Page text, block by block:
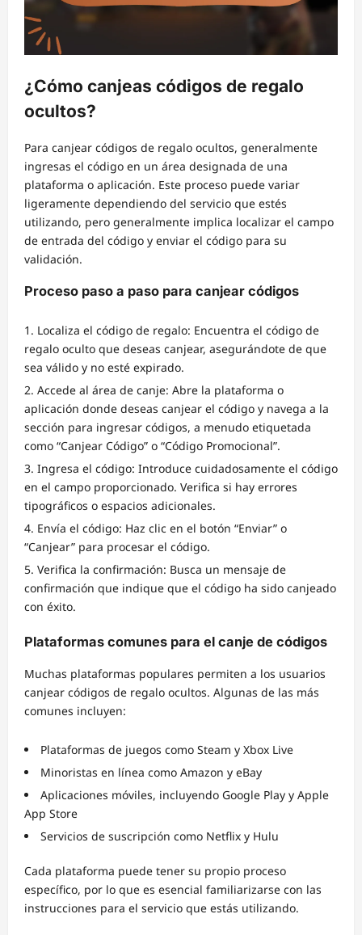
¿Cómo canjeas códigos de regalo
ocultos?
Para canjear códigos de regalo ocultos, generalmente
ingresas el código en un área designada de una
plataforma o aplicación. Este proceso puede variar
ligeramente dependiendo del servicio que estés
utilizando, pero generalmente implica localizar el campo
de entrada del código y enviar el código para su
validación.
Proceso paso a paso para canjear códigos
Localiza el código de regalo: Encuentra el código de
regalo oculto que deseas canjear, asegurándote de que
sea válido y no esté expirado.
Accede al área de canje: Abre la plataforma o
aplicación donde deseas canjear el código y navega a la
sección para ingresar códigos, a menudo etiquetada
como “Canjear Código” o “Código Promocional”.
Ingresa el código: Introduce cuidadosamente el código
en el campo proporcionado. Verifica si hay errores
tipográficos o espacios adicionales.
Envía el código: Haz clic en el botón “Enviar” o
“Canjear” para procesar el código.
Verifica la confirmación: Busca un mensaje de
confirmación que indique que el código ha sido canjeado
con éxito.
Plataformas comunes para el canje de códigos
Muchas plataformas populares permiten a los usuarios
canjear códigos de regalo ocultos. Algunas de las más
comunes incluyen:
Plataformas de juegos como Steam y Xbox Live
Minoristas en línea como Amazon y eBay
Aplicaciones móviles, incluyendo Google Play y Apple
App Store
Servicios de suscripción como Netflix y Hulu
Cada plataforma puede tener su propio proceso
específico, por lo que es esencial familiarizarse con las
instrucciones para el servicio que estás utilizando.